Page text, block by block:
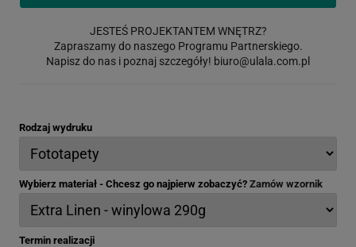
JESTEŚ PROJEKTANTEM WNĘTRZ?
Zapraszamy do naszego Programu Partnerskiego.
Napisz do nas i poznaj szczegóły! biuro@ulala.com.pl
Rodzaj wydruku
Wybierz materiał - Chcesz go najpierw zobaczyć? Zamów wzornik
Termin realizacji